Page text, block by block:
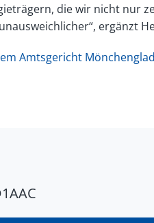
die wir nicht nur
ergänzt
Amtsgericht